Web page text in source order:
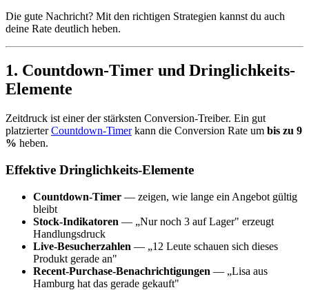
Die gute Nachricht? Mit den richtigen Strategien kannst du auch
deine Rate deutlich heben.
1. Countdown-Timer und Dringlichkeits-
Elemente
Zeitdruck ist einer der stärksten Conversion-Treiber. Ein gut
platzierterCountdown-Timerkann die Conversion Rate um bis zu 9
% heben.
Effektive Dringlichkeits-Elemente
Countdown-Timer — zeigen, wie lange ein Angebot gültig
bleibt
Stock-Indikatoren — „Nur noch 3 auf Lager" erzeugt
Handlungsdruck
Live-Besucherzahlen — „12 Leute schauen sich dieses
Produkt gerade an"
Recent-Purchase-Benachrichtigungen — „Lisa aus
Hamburg hat das gerade gekauft"